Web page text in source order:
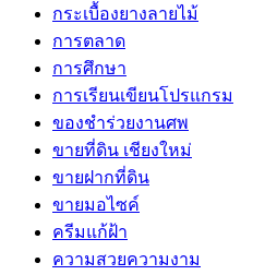
กระเบื้องยางลายไม้
การตลาด
การศึกษา
การเรียนเขียนโปรแกรม
ของชำร่วยงานศพ
ขายที่ดิน เชียงใหม่
ขายฝากที่ดิน
ขายมอไซค์
ครีมแก้ฝ้า
ความสวยความงาม